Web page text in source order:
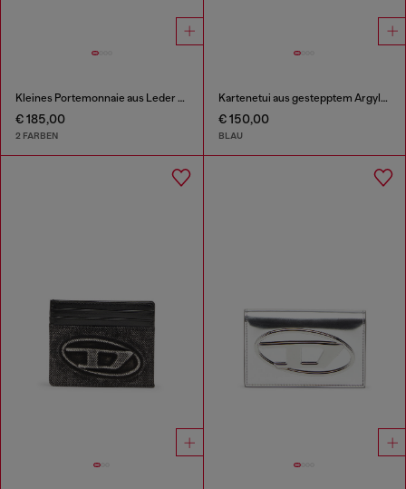
Kleines Portemonnaie aus Leder mit Logo-Plakette
€ 185,00
2 FARBEN
Kartenetui aus gestepptem Argyle-Denim
€ 150,00
BLAU